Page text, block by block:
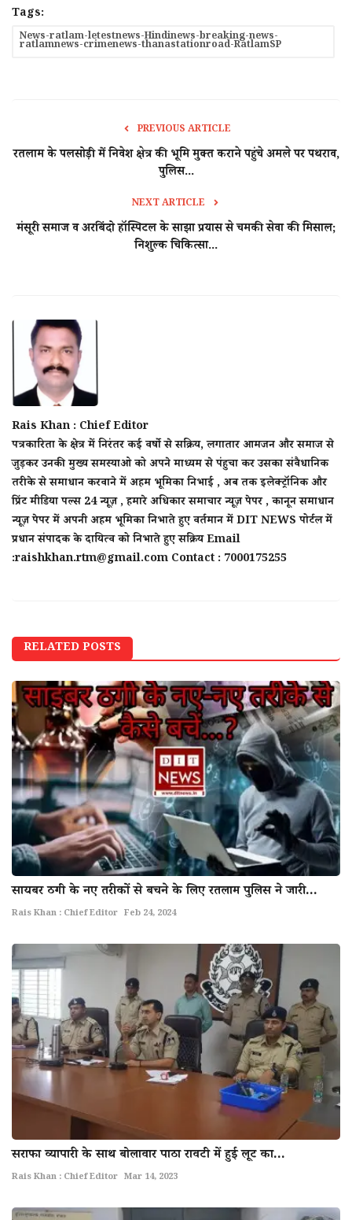
Tags:
News-ratlam-letestnews-Hindinews-breaking-news-
ratlamnews-crimenews-thanastationroad-RatlamSP
PREVIOUS ARTICLE
रतलाम के पलसोड़ी में निवेश क्षेत्र की भूमि मुक्त कराने पहुंचे अमले पर पथराव,
पुलिस...
NEXT ARTICLE
मंसूरी समाज व अरबिंदो हॉस्पिटल के साझा प्रयास से चमकी सेवा की मिसाल;
निशुल्क चिकित्सा...
Rais Khan : Chief Editor
पत्रकारिता के क्षेत्र में निरंतर कई वर्षो से सक्रिय, लगातार आमजन और समाज से
जुड़कर उनकी मुख्य समस्याओ को अपने माध्यम से पंहुचा कर उसका संवैधानिक
तरीके से समाधान करवाने में अहम भूमिका निभाई , अब तक इलेक्ट्रॉनिक और
प्रिंट मीडिया पल्स 24 न्यूज़ , हमारे अधिकार समाचार न्यूज़ पेपर , कानून समाधान
न्यूज़ पेपर में अपनी अहम भूमिका निभाते हुए वर्तमान में DIT NEWS पोर्टल में
प्रधान संपादक के दायित्व को निभाते हुए सक्रिय Email
:raishkhan.rtm@gmail.com Contact : 7000175255
RELATED POSTS
सायबर ठगी के नए तरीकों से बचने के लिए रतलाम पुलिस ने जारी...
Rais Khan : Chief Editor Feb 24, 2024
सराफा व्यापारी के साथ बोलावार पाठा रावटी में हुई लूट का...
Rais Khan : Chief Editor Mar 14, 2023